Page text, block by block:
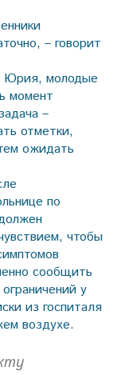
– говорит
Юрия, молодые
момент
–
отметки,
ожидать
по
чтобы
сообщить
у
из госпиталя
воздухе.